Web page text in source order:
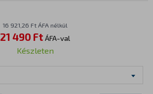
16 921,26 Ft ÁFA nélkül
21 490 Ft ÁFA-val
Készleten